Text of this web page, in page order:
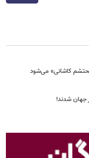
محتشم کاشانی» می‌شود
جهان شدند!